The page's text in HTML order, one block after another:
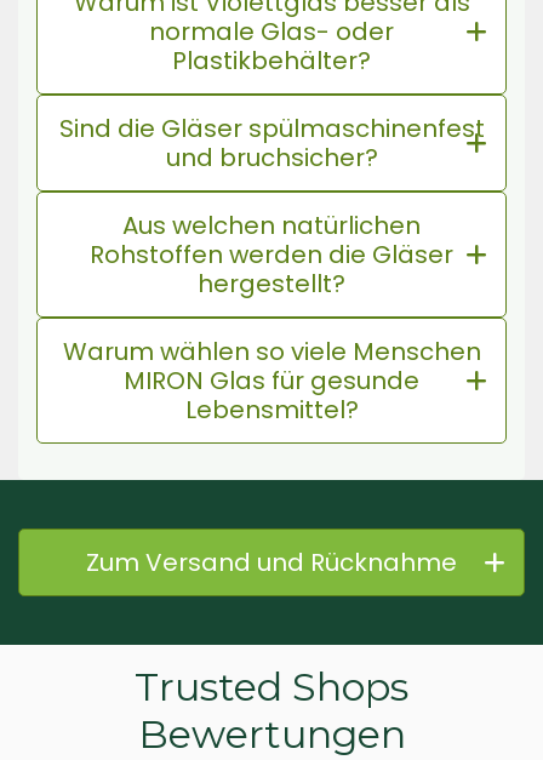
normale Glas- oder
Plastikbehälter?
Sind die Gläser spülmaschinenfest
und bruchsicher?
Aus welchen natürlichen
Rohstoffen werden die Gläser
hergestellt?
Warum wählen so viele Menschen
MIRON Glas für gesunde
Lebensmittel?
Zum Versand und Rücknahme
Trusted Shops
Bewertungen